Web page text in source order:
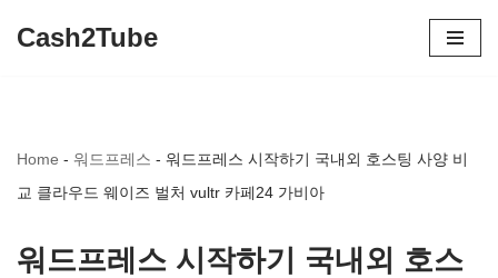
로
건
뛰
Cash2Tube
Home - 워드프레스 - 워드프레스 시작하기 국내외 호스팅 사양 비
교 클라우드 웨이즈 벌처 vultr 카페24 가비아
워드프레스 시작하기 국내외 호스